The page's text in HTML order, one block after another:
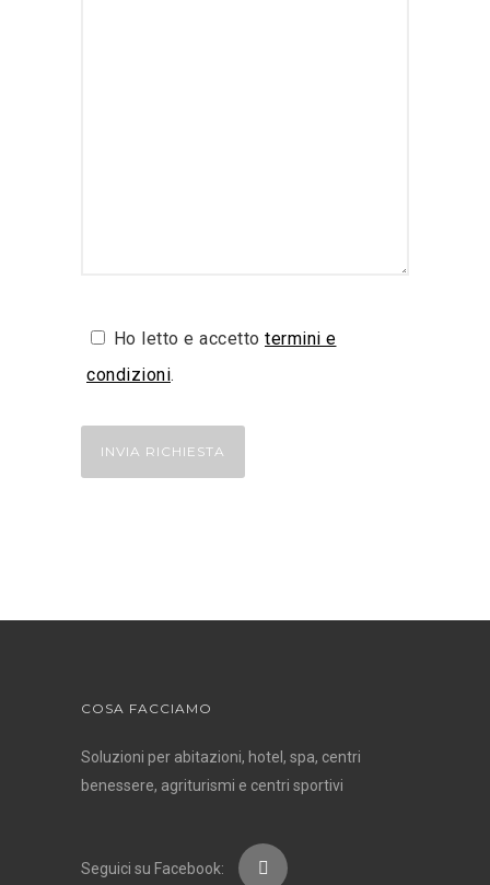
Ho letto e accetto termini e
condizioni.
COSA FACCIAMO
Soluzioni per abitazioni, hotel, spa, centri
benessere, agriturismi e centri sportivi
Seguici su Facebook: